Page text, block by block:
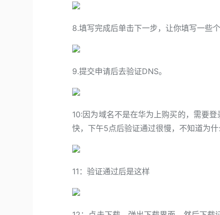
8.填写完成后单击下一步，让你填写一些
9.提交申请后去验证DNS。
10:因为域名不是在华为上购买的，需要
快，下午5点后验证通过很慢，不知道为
11：验证通过后是这样